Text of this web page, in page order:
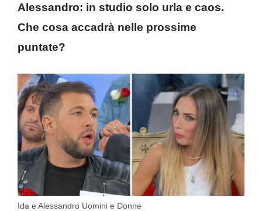
Alessandro: in studio solo urla e caos.
Che cosa accadrà nelle prossime
puntate?
Ida e Alessandro Uomini e Donne